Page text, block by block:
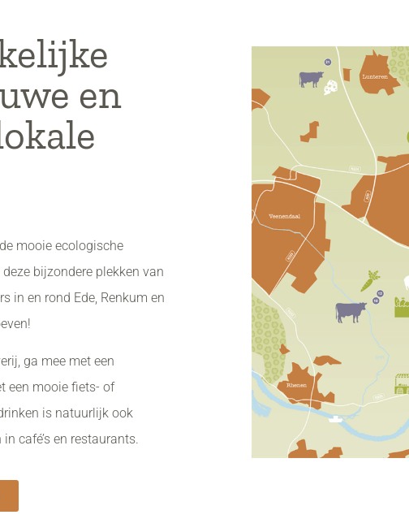
en
mooie ecologische
bijzondere plekken van
in en rond Ede, Renkum en
ga mee met een
een mooie fiets- of
is natuurlijk ook
café’s en restaurants.